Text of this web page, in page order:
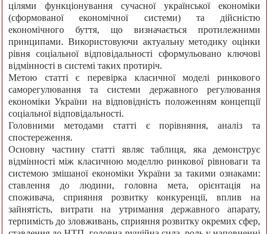
цілями функціонування сучасної української економіки
(сформованої економічної системи) та дійсністю
економічного буття, що визначається протилежними
принципами. Використовуючи актуальну методику оцінки
рівня соціальної відповідальності сформульовано ключові
відмінності в системі таких протиріч.
Метою статті є перевірка класичної моделі ринкового
саморегулювання та системи державного регулювання
економіки України на відповідність положенням концепції
соціальної відповідальності.
Головними методами статті є порівняння, аналіз та
спостереження.
Основну частину статті являє таблиця, яка демонструє
відмінності між класичною моделлю ринкової рівноваги та
системою змішаної економіки України за такими ознаками:
ставлення до людини, головна мета, орієнтація на
споживача, сприяння розвитку конкуренції, вплив на
зайнятість, витрати на утримання державного апарату,
терпимість до зловживань, сприяння розвитку окремих сфер,